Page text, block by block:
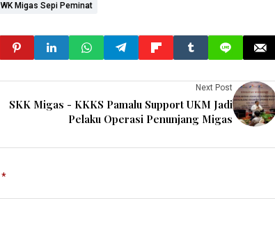
Migas Sepi Peminat
Next Post
SKK Migas - KKKS Pamalu Support UKM Jadi
Pelaku Operasi Penunjang Migas
*